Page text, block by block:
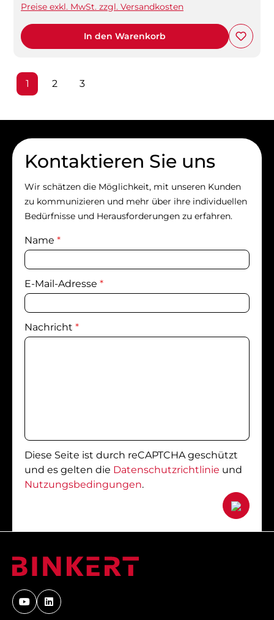
Preise exkl. MwSt. zzgl. Versandkosten
In den Warenkorb
Seite
1 Seite
2 Seite
3
Kontaktieren Sie uns
Wir schätzen die Möglichkeit, mit unseren Kunden
zu kommunizieren und mehr über ihre individuellen
Bedürfnisse und Herausforderungen zu erfahren.
Name *
E-Mail-Adresse *
Nachricht *
Diese Seite ist durch reCAPTCHA geschützt
und es gelten die Datenschutzrichtlinie und
Nutzungsbedingungen.